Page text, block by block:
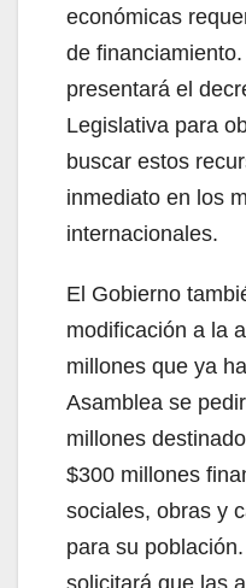
económicas
de
presentará el
Legislativa para
buscar estos
inmediato en los
internacionales.
El Gobierno
modificación a la
millones que ya
Asamblea se
millones
$300 millones
sociales, obras y
para su
solicitará que las